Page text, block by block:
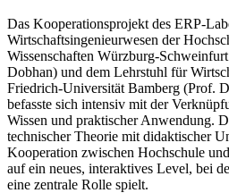
Das Kooperationsprojekt des ERP-
Wirtschaftsingenieurwesen der
Wissenschaften Würzburg-
Dobhan) und dem Lehrstuhl für
Friedrich-Universität Bamberg (Prof.
befasste sich intensiv mit der
Wissen und praktischer Anwendung.
technischer Theorie mit didaktischer
Kooperation zwischen Hochschule
auf ein neues, interaktives Level, bei
eine zentrale Rolle spielt.